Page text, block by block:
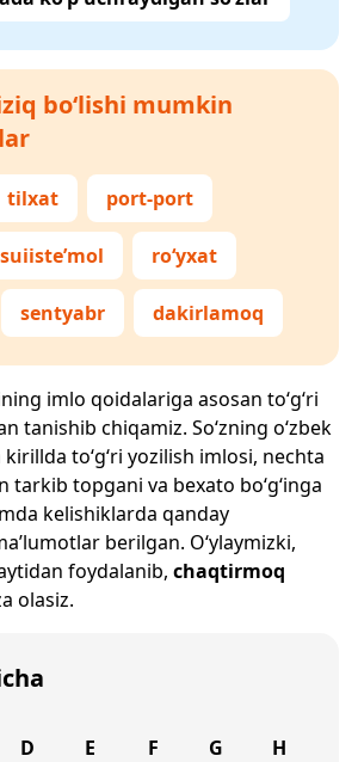
bo‘lishi mumkin
tilxat port-port
suiiste’mol ro‘yxat
sentyabr dakirlamoq
imlo qoidalariga asosan to‘g‘ri
tanishib chiqamiz. So‘zning o‘zbek
to‘g‘ri yozilish imlosi, nechta
tarkib topgani va bexato bo‘g‘inga
kelishiklarda qanday
berilgan. O‘ylaymizki,
foydalanib, chaqtirmoq
olasiz.
D E F G H